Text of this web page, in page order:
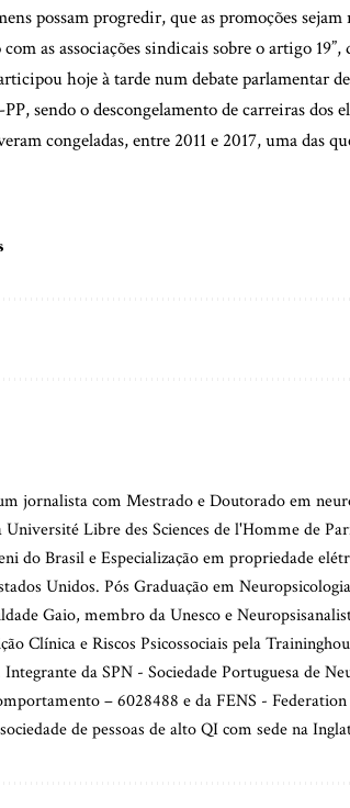
possam progredir, que as promoções
as associações sindicais sobre o artigo
hoje à tarde num debate parlamentar
sendo o descongelamento de carreiras dos
congeladas, entre 2011 e 2017, uma das
jornalista com Mestrado e Doutorado em
Libre des Sciences de l'Homme de
do Brasil e Especialização em propriedade
Unidos. Pós Graduação em
Gaio, membro da Unesco e
Clínica e Riscos Psicossociais pela
da SPN - Sociedade Portuguesa de
– 6028488 e da FENS -
de pessoas de alto QI com sede na